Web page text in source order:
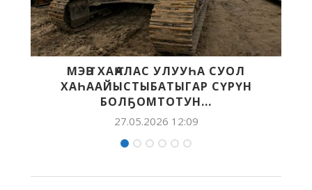
УЛУУҺА СУОЛ
СҮРҮН
«КЭСКИЛ» — «БЭЛЭМ
ХАҺЫАТТАРТАН